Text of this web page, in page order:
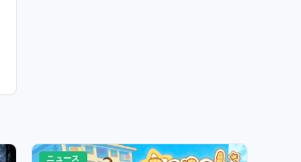
ニュース